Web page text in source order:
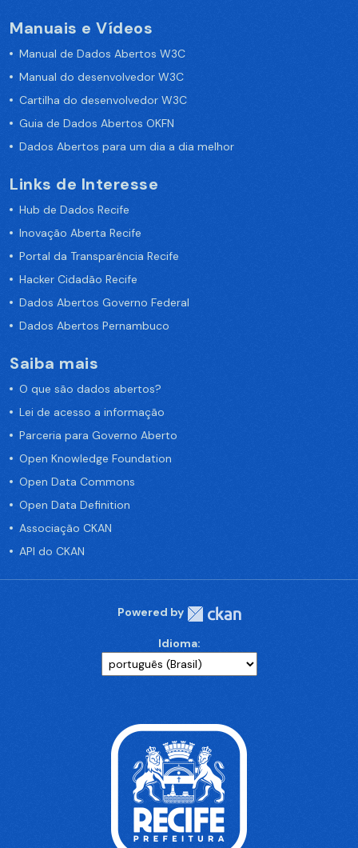
Manuais e Vídeos
Manual de Dados Abertos W3C
Manual do desenvolvedor W3C
Cartilha do desenvolvedor W3C
Guia de Dados Abertos OKFN
Dados Abertos para um dia a dia melhor
Links de Interesse
Hub de Dados Recife
Inovação Aberta Recife
Portal da Transparência Recife
Hacker Cidadão Recife
Dados Abertos Governo Federal
Dados Abertos Pernambuco
Saiba mais
O que são dados abertos?
Lei de acesso a informação
Parceria para Governo Aberto
Open Knowledge Foundation
Open Data Commons
Open Data Definition
Associação CKAN
API do CKAN
Powered by
Idioma